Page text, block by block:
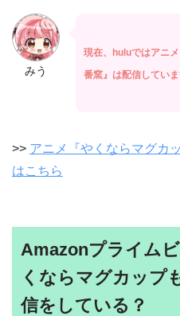
みう
現在、huluではアニ
番窯』は配信してい
>> アニメ『やくならマグカ
はこちら
Amazonプライム
くならマグカップ
信をしている？